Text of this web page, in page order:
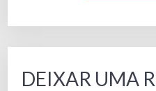
DEIXAR UMA